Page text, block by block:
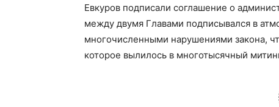
Евкуров подписали соглашение о
между двумя Главами подписывался в
многочисленными нарушениями закона,
которое вылилось в многотысячный